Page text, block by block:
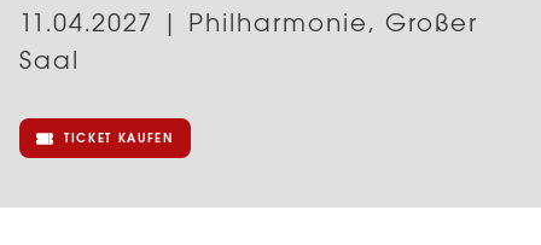
11.04.2027 | Philharmonie, Großer
Saal
TICKET KAUFEN